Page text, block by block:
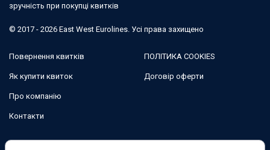
зручність при покупці квитків
© 2017 - 2026 East West Eurolines. Усі права захищено
Повернення квитків
Як купити квиток
Про компанію
Контакти
ПОЛІТИКА COOKIES
Договір оферти